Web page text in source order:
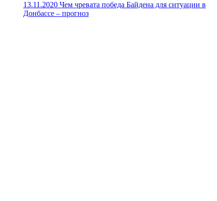
13.11.2020 Чем чревата победа Байдена для ситуации в
Донбассе – прогноз